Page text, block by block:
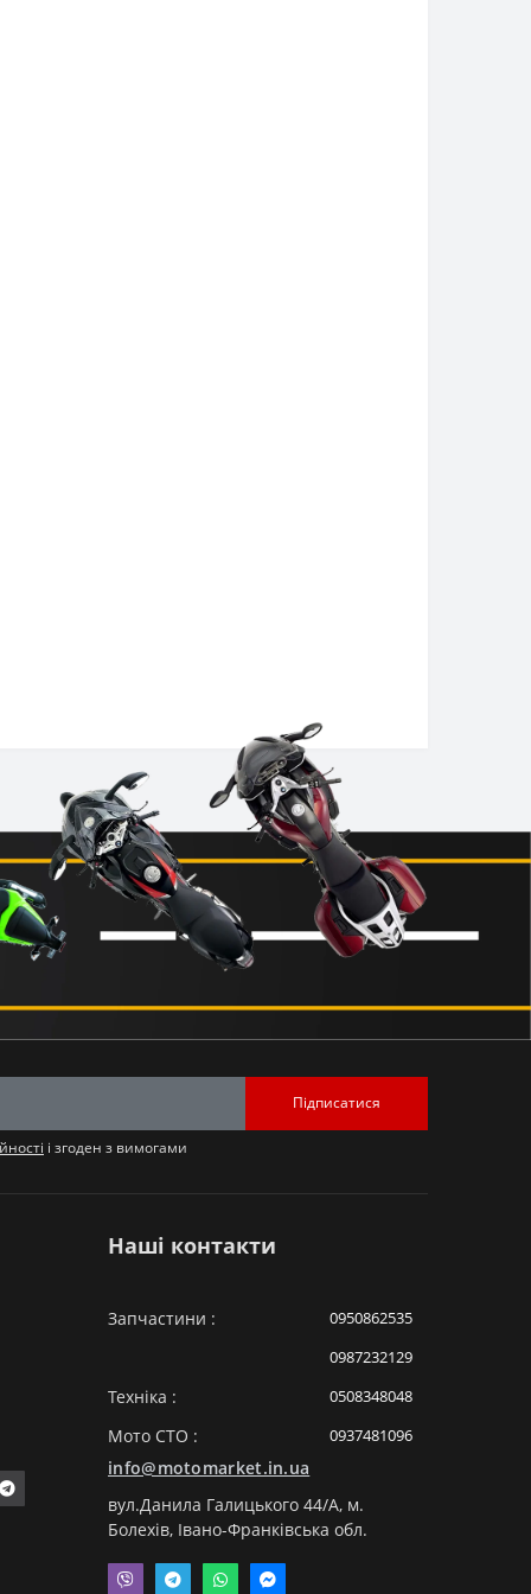
Підписатися
і згоден з вимогами
Наші контакти
Запчастини :
0950862535
0987232129
Техніка : 0508348048
Мото СТО : 0937481096
info@motomarket.in.ua
вул.Данила Галицького 44/A, м.
Болехів, Івано-Франківська обл.